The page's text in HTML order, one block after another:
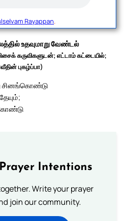
Rayappan.
உதவுமாறு வேண்டல்
கருவிகளுடன்; எட்டாம் கட்டையில்;
புகழ்ப்பா)
சினங்கொண்டு
Intentions
Write your prayer
join our community.